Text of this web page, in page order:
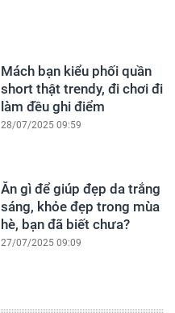
Mách bạn kiểu phối quần
short thật trendy, đi chơi đi
làm đều ghi điểm
28/07/2025 09:59
Ăn gì để giúp đẹp da trắng
sáng, khỏe đẹp trong mùa
hè, bạn đã biết chưa?
27/07/2025 09:09